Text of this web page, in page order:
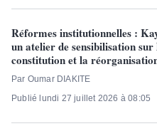
Réformes institutionnelles :
un atelier de sensibilisation sur
constitution et la
Par Oumar DIAKITE
Publié lundi 27 juillet 2026 à 08:05